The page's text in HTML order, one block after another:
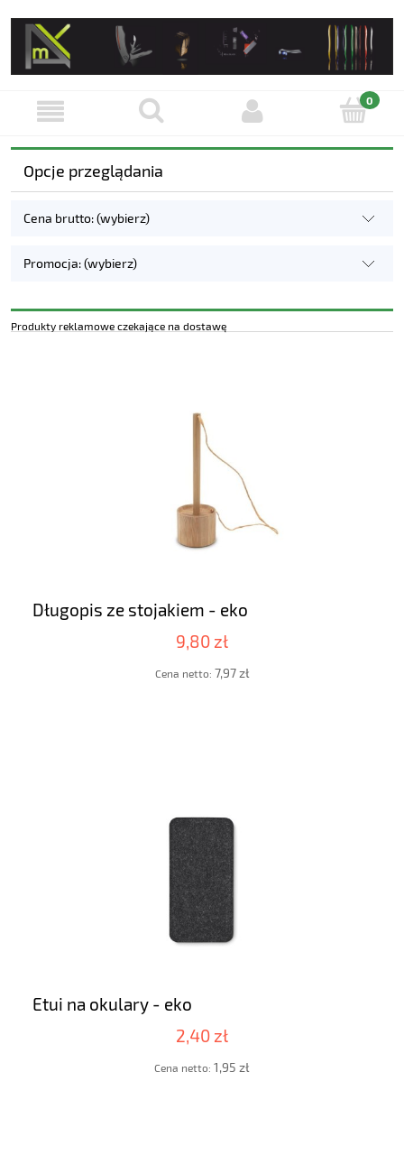
Opcje przeglądania
Cena brutto: (wybierz)
Promocja: (wybierz)
Produkty reklamowe czekające na dostawę
Długopis ze stojakiem - eko
9,80 zł
Cena netto: 7,97 zł
Etui na okulary - eko
2,40 zł
Cena netto: 1,95 zł